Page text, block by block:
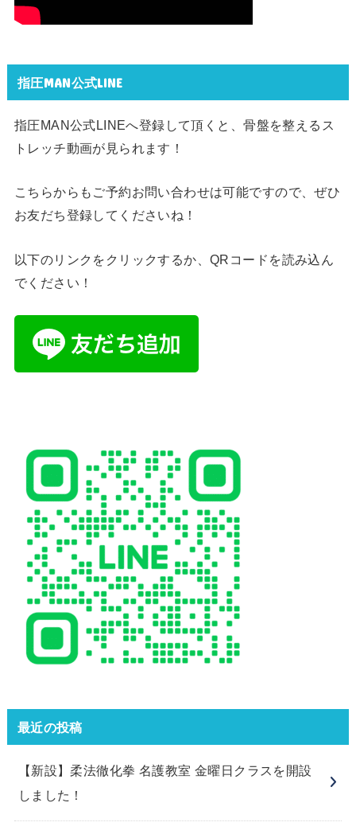
指圧MAN公式LINE
指圧MAN公式LINEへ登録して頂くと、骨盤を整えるス
トレッチ動画が見られます！
こちらからもご予約お問い合わせは可能ですので、ぜひ
お友だち登録してくださいね！
以下のリンクをクリックするか、QRコードを読み込ん
でください！
最近の投稿
【新設】柔法徹化拳 名護教室 金曜日クラスを開設
しました！